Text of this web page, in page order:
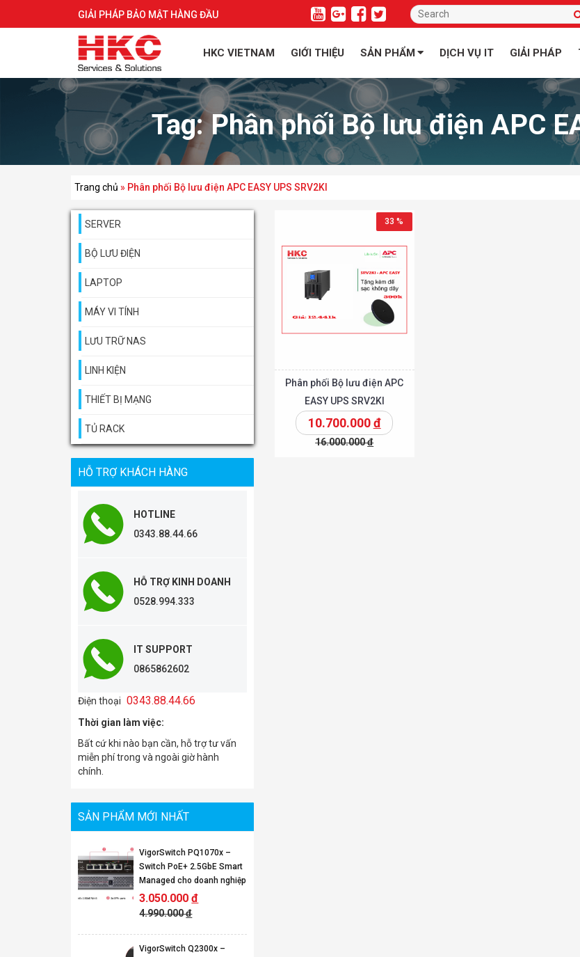
GIẢI PHÁP BẢO MẬT HÀNG ĐẦU
HKC VIETNAM GIỚI THIỆU SẢN PHẨM DỊCH VỤ IT GIẢI PHÁP
Tag:Phân phối Bộ lưu điện APC
Trang chủ » Phân phối Bộ lưu điện APC EASY UPS SRV2KI
SERVER
BỘ LƯU ĐIỆN
LAPTOP
MÁY VI TÍNH
LƯU TRỮ NAS
LINH KIỆN
THIẾT BỊ MẠNG
TỦ RACK
HỖ TRỢ KHÁCH HÀNG
HOTLINE
0343.88.44.66
HỖ TRỢ KINH DOANH
0528.994.333
IT SUPPORT
0865862602
Điện thoại 0343.88.44.66
Thời gian làm việc:
Bất cứ khi nào bạn cần, hỗ trợ tư vấn
miễn phí trong và ngoài giờ hành
chính.
SẢN PHẨM MỚI NHẤT
VigorSwitch PQ1070x –
Switch PoE+ 2.5GbE Smart
Managed cho doanh nghiệp
3.050.000đ
4.990.000đ
VigorSwitch Q2300x –
33 %
Thêm vào giỏ
Phân phối Bộ lưu điện APC
EASY UPS SRV2KI
10.700.000đ
16.000.000đ